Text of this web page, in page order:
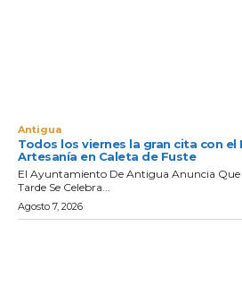
Antigua
Todos los viernes la gran cita con el
Artesanía en Caleta de Fuste
El Ayuntamiento De Antigua Anuncia Que
Tarde Se Celebra...
Agosto 7, 2026